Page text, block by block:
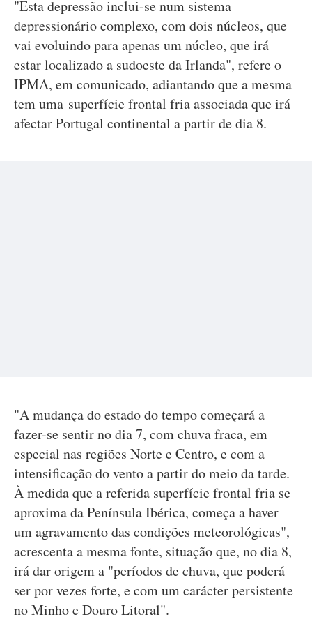
"Esta depressão inclui-se num sistema
depressionário complexo, com dois núcleos, que
vai evoluindo para apenas um núcleo, que irá
estar localizado a sudoeste da Irlanda", refere o
IPMA, em comunicado, adiantando que a mesma
tem uma superfície frontal fria associada que irá
afectar Portugal continental a partir de dia 8.
"A mudança do estado do tempo começará a
fazer-se sentir no dia 7, com chuva fraca, em
especial nas regiões Norte e Centro, e com a
intensificação do vento a partir do meio da tarde.
À medida que a referida superfície frontal fria se
aproxima da Península Ibérica, começa a haver
um agravamento das condições meteorológicas",
acrescenta a mesma fonte, situação que, no dia 8,
irá dar origem a "períodos de chuva, que poderá
ser por vezes forte, e com um carácter persistente
no Minho e Douro Litoral".